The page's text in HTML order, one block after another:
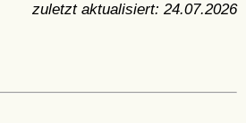
zuletzt aktualisiert: 24.07.2026